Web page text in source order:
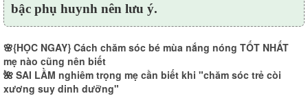
bậc phụ huynh nên lưu ý.
🌸{HỌC NGAY} Cách chăm sóc bé mùa nắng nóng TỐT NHẤT
mẹ nào cũng nên biết
🌺 SAI LẦM nghiêm trọng mẹ cần biết khi "chăm sóc trẻ còi
xương suy dinh dưỡng"